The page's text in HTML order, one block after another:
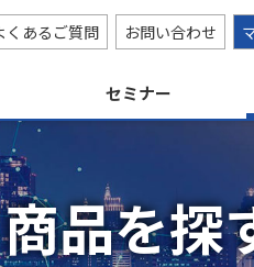
くあるご質問 お問い合わせ
セミナー
品を探